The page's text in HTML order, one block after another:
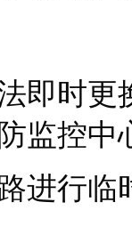
即时
监控中
进行